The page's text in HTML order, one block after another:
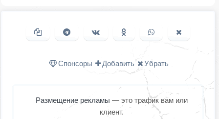
Копировать ссылкуПоделиться в Telegram
Поделиться ВКонтакте
Поделиться в
Одноклассниках
Поделиться в
WhatsAppв X
Спонсоры Добавить Убрать
Размещение рекламы — это трафик вам или
клиент.